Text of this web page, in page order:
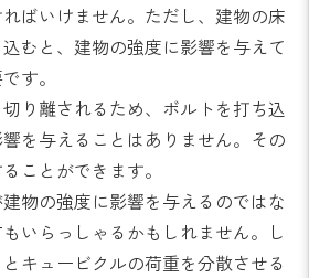
ばいけません。ただし、建物の床
むと、建物の強度に影響を与えて
す。
り離されるため、ボルトを打ち込
を与えることはありません。その
ことができます。
物の強度に影響を与えるのではな
いらっしゃるかもしれません。し
キュービクルの荷重を分散させる